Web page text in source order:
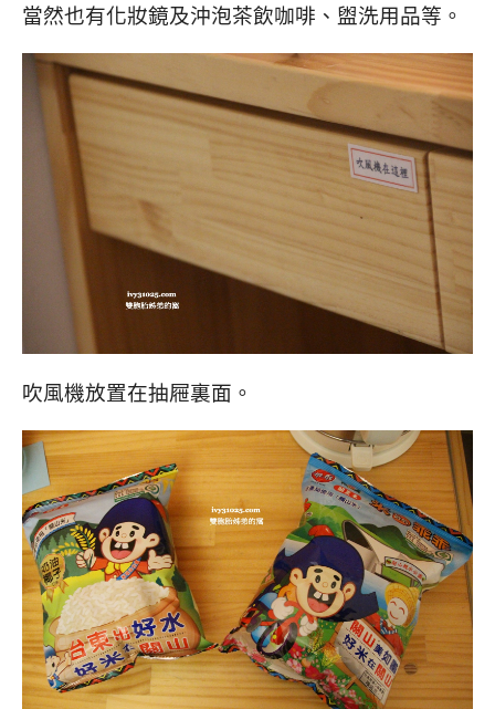
當然也有化妝鏡及沖泡茶飲咖啡、盥洗用品等。
吹風機放置在抽屜裏面。